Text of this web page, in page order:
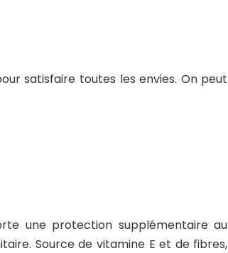
satisfaire toutes les envies. On peut
une protection supplémentaire au
Source de vitamine E et de fibres,